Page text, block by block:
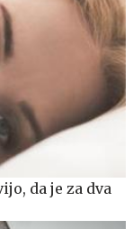
da je za dva